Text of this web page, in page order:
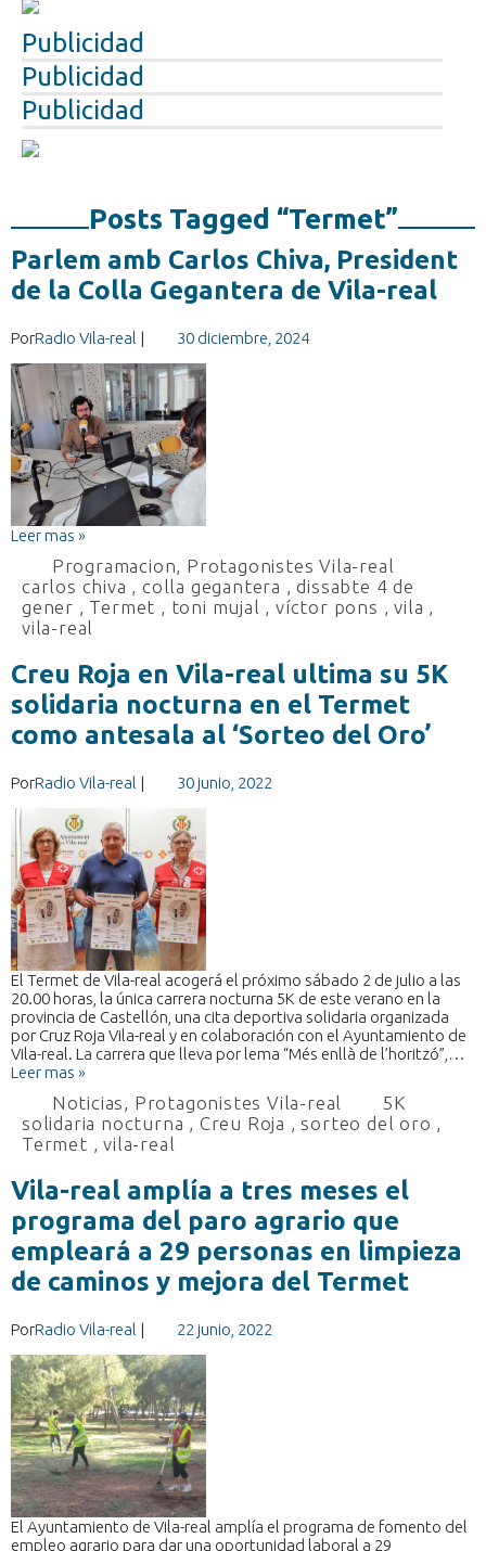
Publicidad
Publicidad
Publicidad
Posts Tagged “Termet”
Parlem amb Carlos Chiva, President
de la Colla Gegantera de Vila-real
PorRadio Vila-real | 30 diciembre, 2024
Leer mas »
Programacion
Protagonistes Vila-real
carlos chiva ,colla gegantera ,dissabte 4 de
gener
Termet toni mujal ,víctor pons ,vila
vila-real
Creu Roja en Vila-real ultima su 5K
solidaria nocturna en el Termet
como antesala al ‘Sorteo del Oro’
PorRadio Vila-real | 30 junio, 2022
El Termet de Vila-real acogerá el próximo sábado 2 de julio a las
20.00 horas, la única carrera nocturna 5K de este verano en la
provincia de Castellón, una cita deportiva solidaria organizada
por Cruz Roja Vila-real y en colaboración con el Ayuntamiento de
Vila-real. La carrera que lleva por lema “Més enllà de l’horitzó”,…
Leer mas »
Noticias Protagonistes Vila-real
5K
solidaria nocturna
Creu Roja sorteo del oro
Termet ,vila-real
Vila-real amplía a tres meses el
programa del paro agrario que
empleará a 29 personas en limpieza
de caminos y mejora del Termet
PorRadio Vila-real | 22 junio, 2022
El Ayuntamiento de Vila-real amplía el programa de fomento del
empleo agrario para dar una oportunidad laboral a 29